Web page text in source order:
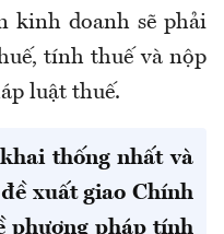
kinh doanh sẽ phải
tính thuế và nộp
luật thuế.
thống nhất và
xuất giao Chính
phương pháp tính